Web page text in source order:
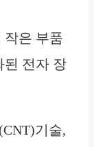
작은 부품
된 전자 장
기술,